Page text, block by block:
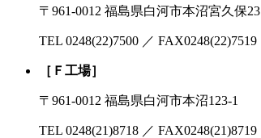
〒961-0012 福島県白河市本沼宮久保23
TEL 0248(22)7500 ／ FAX0248(22)7519
［Ｆ工場］
〒961-0012 福島県白河市本沼123-1
TEL 0248(21)8718 ／ FAX0248(21)8719